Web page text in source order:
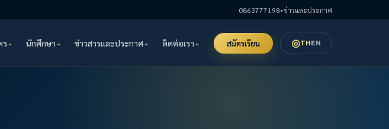
0863777198•ข่าวและประกาศ
ร นักศึกษา ข่าวสารและประกาศ ติดต่อเรา สมัครเรียน ◎THEN